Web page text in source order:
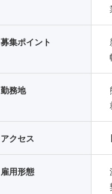
募集ポイント
勤務地
アクセス
雇用形態